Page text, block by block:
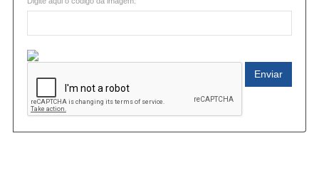
Enviar